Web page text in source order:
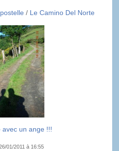
/ Le Camino Del Norte
avec un ange !!!
01/2011 à 16:55